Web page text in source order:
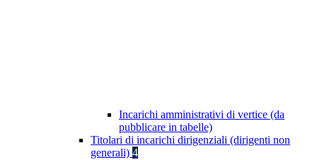
Incarichi amministrativi di vertice (da
pubblicare in tabelle)
Titolari di incarichi dirigenziali (dirigenti non
generali) 4